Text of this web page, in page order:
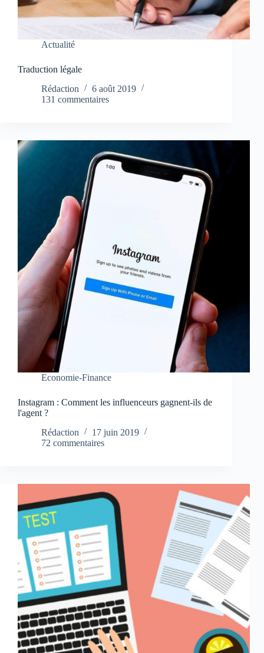
Actualité
Traduction légale
Rédaction
6 août 2019
131 commentaires
Economie-Finance
Instagram : Comment les influenceurs gagnent-ils de
l'agent ?
Rédaction
17 juin 2019
72 commentaires